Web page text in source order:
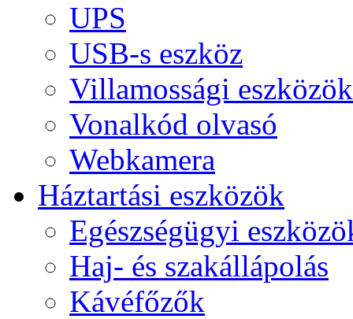
UPS
USB-s eszköz
Villamossági eszközök
Vonalkód olvasó
Webkamera
Háztartási eszközök
Egészségügyi
Haj- és szakállápolás
Kávéfőzők